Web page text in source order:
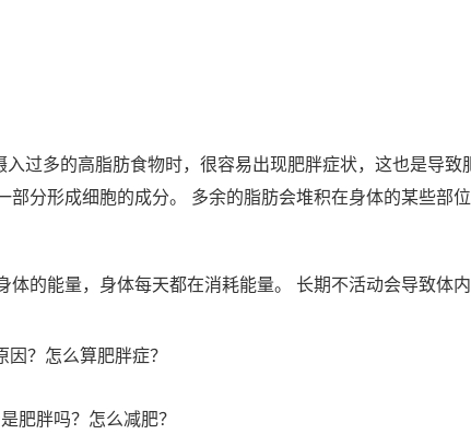
入过多的高脂肪食物时，很容易出现肥胖症状，这也是导
部分形成细胞的成分。 多余的脂肪会堆积在身体的某些部位
体的能量，身体每天都在消耗能量。 长期不活动会导致体
因？怎么算肥胖症？
肥胖吗？怎么减肥？